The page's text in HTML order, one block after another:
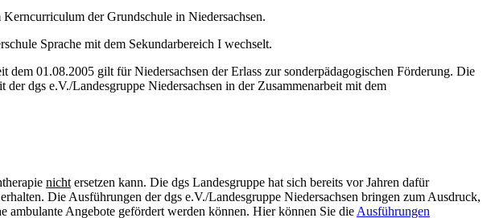
der Grundschule in Niedersachsen.
Sprache mit dem Sekundarbereich I wechselt.
01.08.2005 gilt für Niedersachsen der Erlass zur sonderpädagogischen Förderung. Die
dgs e.V./Landesgruppe Niedersachsen in der Zusammenarbeit mit dem
nichtersetzen kann. Die dgs Landesgruppe hat sich bereits vor Jahren dafür
Die Ausführungen der dgs e.V./Landesgruppe Niedersachsen bringen zum Ausdruck,
ambulante Angebote gefördert werden können. Hier können Sie dieAusführungen